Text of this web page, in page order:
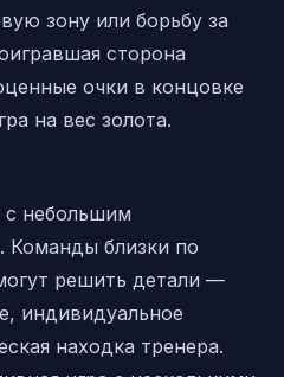
зону или борьбу за
сторона
очки в концовке
на вес золота.
с небольшим
Команды близки по
решить детали —
индивидуальное
находка тренера.